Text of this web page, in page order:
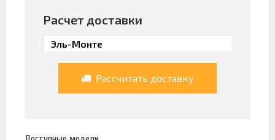
Расчет доставки
Рассчитать доставку